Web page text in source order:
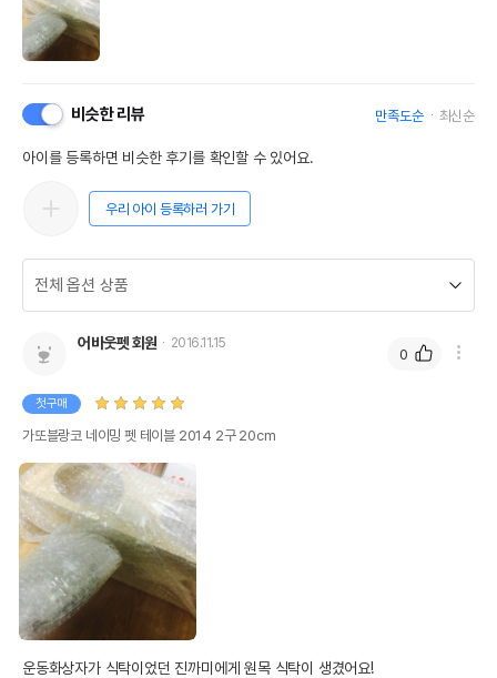
비슷한 리뷰 만족도순 최신순
아이를 등록하면 비슷한 후기를 확인할 수 있어요.
우리 아이 등록하러 가기
어바웃펫 회원 2016.11.15
첫구매
가또블랑코 네이밍 펫 테이블 2014 2구 20cm
운동화상자가 식탁이었던 진까미에게 원목 식탁이 생겼어요!
0